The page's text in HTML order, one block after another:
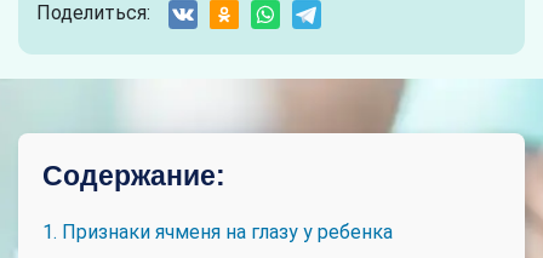
Поделиться:
Содержание:
1. Признаки ячменя на глазу у ребенка